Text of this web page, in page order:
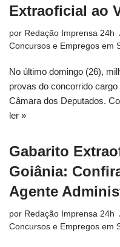
Extraoficial ao
por Redação Imprensa 24h
Concursos e Empregos em
No último domingo (26),
provas do concorrido
Câmara dos Deputados.
ler »
Gabarito
Goiânia:
Agente
por Redação Imprensa 24h
Concursos e Empregos em